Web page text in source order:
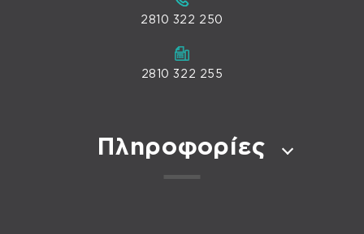
2810 322 250
2810 322 255
Πληροφορίες